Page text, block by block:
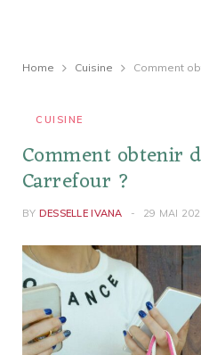
Home Cuisine Comment
CUISINE
Comment obtenir
Carrefour ?
BY DESSELLE IVANA 29 MAI